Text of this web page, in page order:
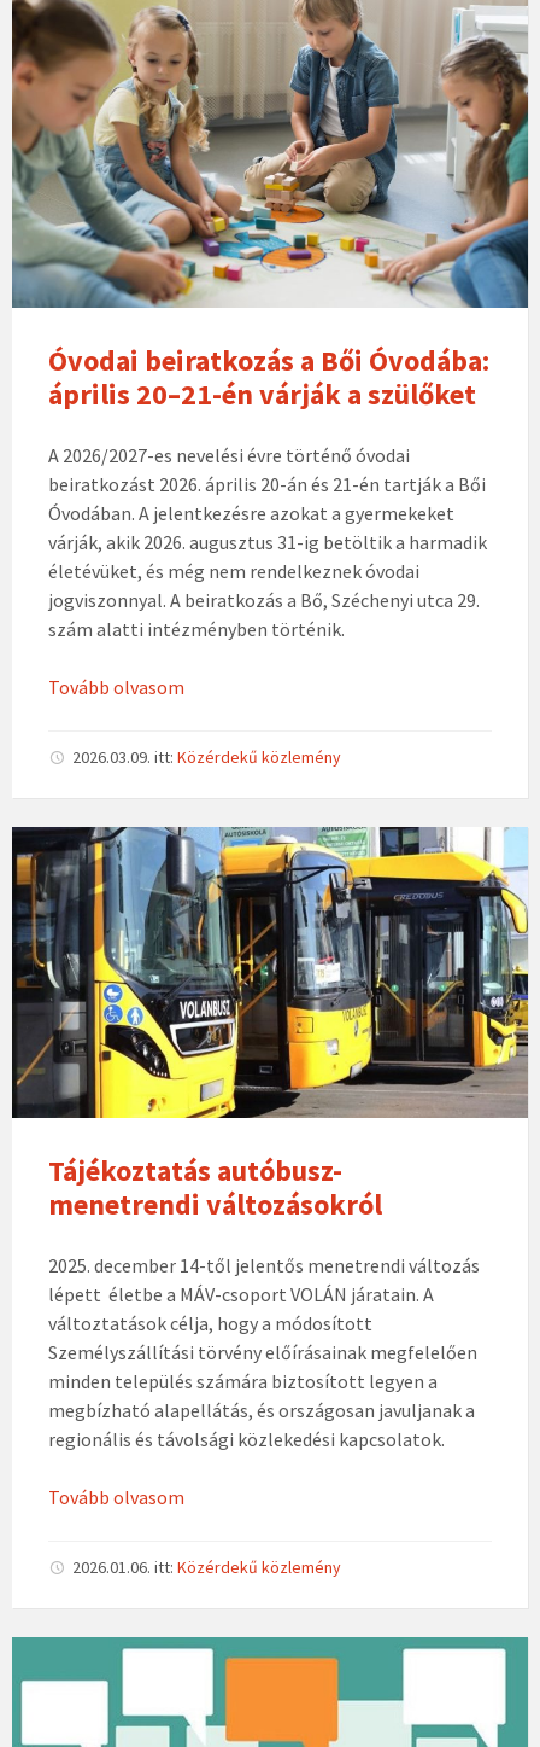
Óvodai beiratkozás a Bői Óvodába:
április 20–21-én várják a szülőket
A 2026/2027-es nevelési évre történő óvodai
beiratkozást 2026. április 20-án és 21-én tartják a Bői
Óvodában. A jelentkezésre azokat a gyermekeket
várják, akik 2026. augusztus 31-ig betöltik a harmadik
életévüket, és még nem rendelkeznek óvodai
jogviszonnyal. A beiratkozás a Bő, Széchenyi utca 29.
szám alatti intézményben történik.
Tovább olvasom
2026.03.09. itt: Közérdekű közlemény
Tájékoztatás autóbusz-
menetrendi változásokról
2025. december 14-től jelentős menetrendi változás
lépett életbe a MÁV-csoport VOLÁN járatain. A
változtatások célja, hogy a módosított
Személyszállítási törvény előírásainak megfelelően
minden település számára biztosított legyen a
megbízható alapellátás, és országosan javuljanak a
regionális és távolsági közlekedési kapcsolatok.
Tovább olvasom
2026.01.06. itt: Közérdekű közlemény